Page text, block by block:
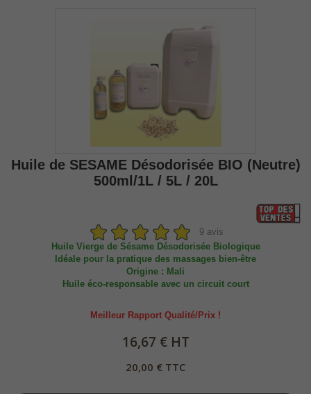
Huile de SESAME Désodorisée BIO (Neutre)
500ml/1L / 5L / 20L
9 avis
Huile Vierge de Sésame Désodorisée Biologique
Idéale pour la pratique des massages bien-être
Origine : Mali
Huile éco-responsable avec un circuit court
Meilleur Rapport Qualité/Prix !
16,67 € HT
20,00 € TTC